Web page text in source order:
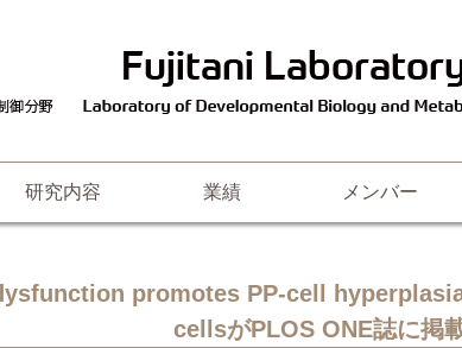
研究内容 業績 メンバー
promotes PP-cell
cellsがPLOS ONE誌に掲